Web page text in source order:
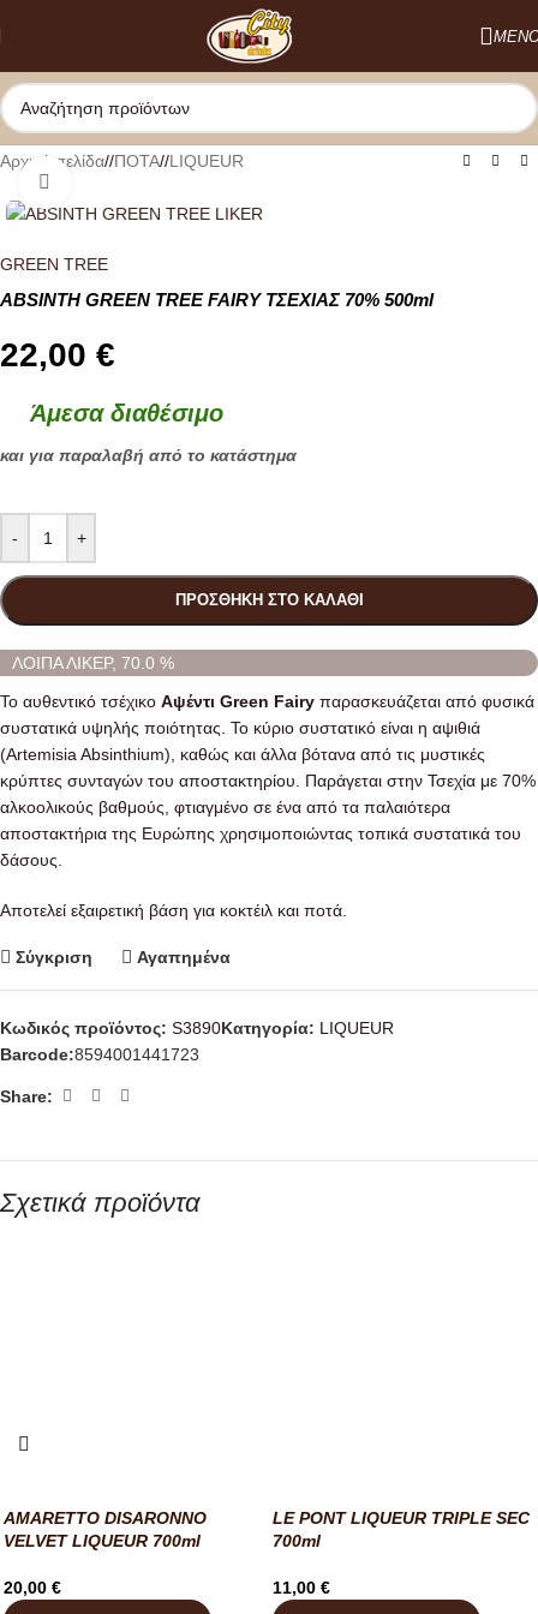
Αρχική σελίδα/ ΠΟΤΑ/ LIQUEUR
GREEN TREE
ABSINTH GREEN TREE FAIRY ΤΣΕΧΙΑΣ 70% 500ml
22,00 €
Άμεσα διαθέσιμο
και για παραλαβή από το κατάστημα
- +
ΠΡΟΣΘΉΚΗ ΣΤΟ ΚΑΛΆΘΙ
ΛΟΙΠΑ ΛΙΚΕΡ, 70.0 %
Το αυθεντικό τσέχικο Αψέντι Green Fairy παρασκευάζεται από φυσικά
συστατικά υψηλής ποιότητας. Το κύριο συστατικό είναι η αψιθιά
(Artemisia Absinthium), καθώς και άλλα βότανα από τις μυστικές
κρύπτες συνταγών του αποστακτηρίου. Παράγεται στην Τσεχία με 70%
αλκοολικούς βαθμούς, φτιαγμένο σε ένα από τα παλαιότερα
αποστακτήρια της Ευρώπης χρησιμοποιώντας τοπικά συστατικά του
δάσους.
Αποτελεί εξαιρετική βάση για κοκτέιλ και ποτά.
Σύγκριση Αγαπημένα
Κωδικός προϊόντος: S3890Κατηγορία: LIQUEUR
Barcode:8594001441723
Share:
Σχετικά προϊόντα
AMARETTO DISARONNO
VELVET LIQUEUR 700ml
20,00 €
LE PONT LIQUEUR TRIPLE SEC
700ml
11,00 €